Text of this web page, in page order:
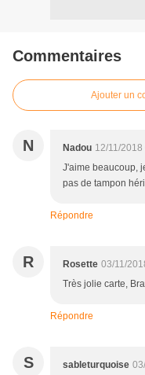
Commentaires
Ajouter un
N Nadou 12/11/2018
J'aime beaucoup,
pas de tampon
Répondre
R Rosette 03/11/
Très jolie carte,
Répondre
S sableturquoise